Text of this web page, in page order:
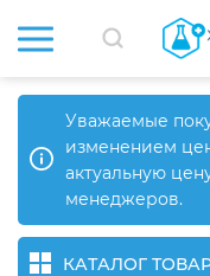
Уважаемые
изменением
актуальную
менеджеров.
КАТАЛОГ